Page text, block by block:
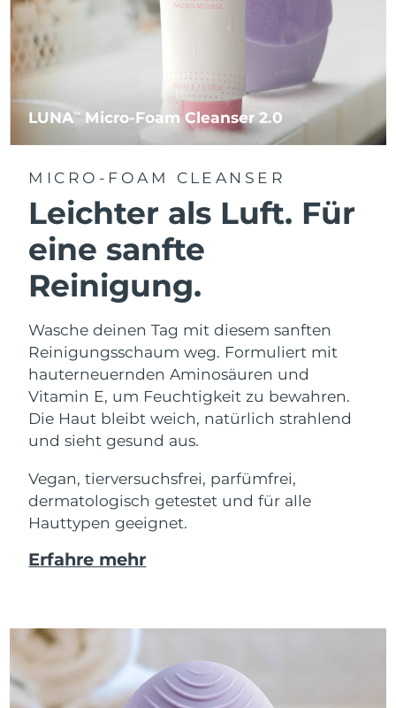
LUNATM Micro-Foam Cleanser 2.0
MICRO-FOAM CLEANSER
Leichter als Luft. Für
eine sanfte
Reinigung.
Wasche deinen Tag mit diesem sanften
Reinigungsschaum weg. Formuliert mit
hauterneuernden Aminosäuren und
Vitamin E, um Feuchtigkeit zu bewahren.
Die Haut bleibt weich, natürlich strahlend
und sieht gesund aus.
Vegan, tierversuchsfrei, parfümfrei,
dermatologisch getestet und für alle
Hauttypen geeignet.
Erfahre mehr